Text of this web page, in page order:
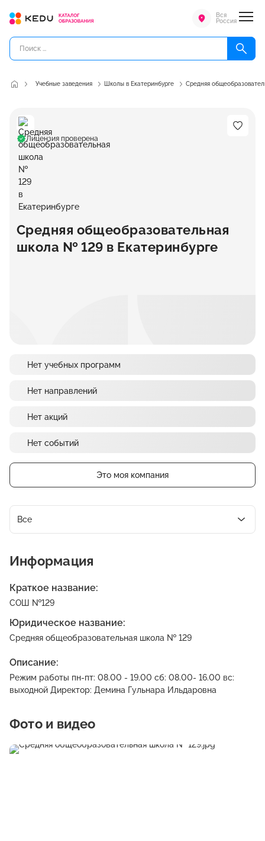
Вся
Россия
Учебные заведения Школы в Екатеринбурге Средняя
Лицензия проверена
Средняя общеобразовательная
школа № 129 в Екатеринбурге
Нет учебных программ
Нет направлений
Нет акций
Нет событий
Это моя компания
Все
Информация
Краткое название:
СОШ №129
Юридическое название:
Средняя общеобразовательная школа № 129
Описание:
Режим работы пн-пт: 08.00 - 19.00 сб: 08.00- 16.00 вс:
выходной Директор: Демина Гульнара Ильдаровна
Фото и видео